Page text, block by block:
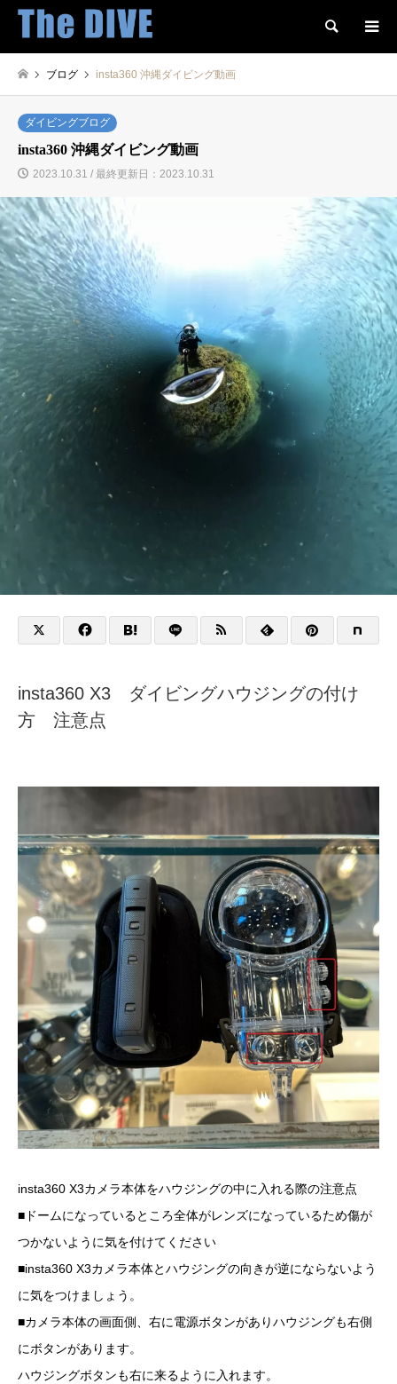
検索
ブログ insta360 沖縄ダイビング動画
ダイビングブログ
insta360 沖縄ダイビング動画
2023.10.31 / 最終更新日：2023.10.31
insta360 X3 ダイビングハウジングの付け
方 注意点
insta360 X3カメラ本体をハウジングの中に入れる際の注意点
■ドームになっているところ全体がレンズになっているため傷が
つかないように気を付けてください
■insta360 X3カメラ本体とハウジングの向きが逆にならないよう
に気をつけましょう。
■カメラ本体の画面側、右に電源ボタンがありハウジングも右側
にボタンがあります。
ハウジングボタンも右に来るように入れます。